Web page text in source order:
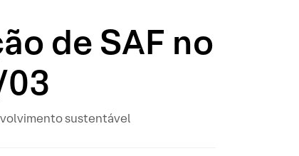
de SAF no
03
sustentável